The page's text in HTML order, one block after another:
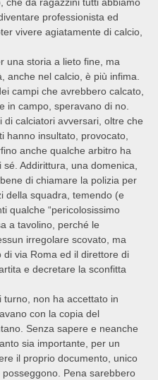
che da ragazzini tutti abbiamo
professionista ed
vivere agiatamente di calcio,
una storia a lieto fine, ma
anche nel calcio, è più infima.
campi che avrebbero calcato,
in campo, speravano di no.
calciatori avversari, oltre che
hanno insultato, provocato,
anche qualche arbitro ha
Addirittura, una domenica,
di chiamare la polizia per
della squadra, temendo (e
qualche “pericolosissimo
a tavolino, perché le
irregolare scovato, ma
di via Roma ed il direttore di
e decretare la sconfitta
turno, non ha accettato in
con la copia del
Senza sapere e neanche
sia importante, per un
il proprio documento, unico
Pena sarebbero